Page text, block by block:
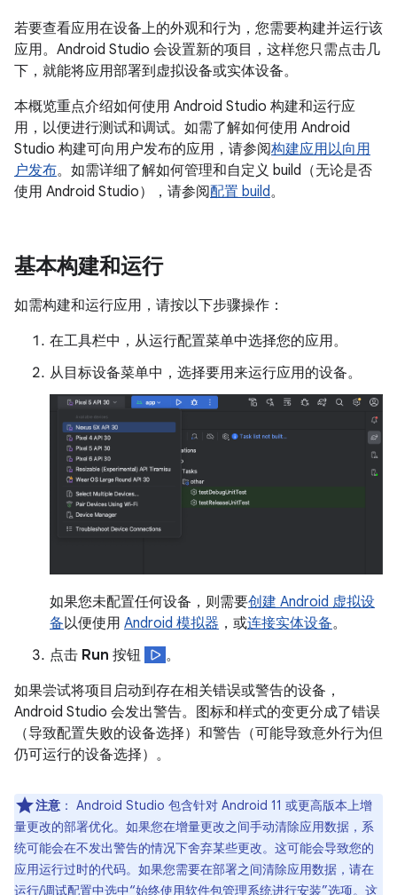
若要查看应用在设备上的外观和行为，您需要构建并运行该
应用。Android Studio 会设置新的项目，这样您只需点击几
下，就能将应用部署到虚拟设备或实体设备。
本概览重点介绍如何使用 Android Studio 构建和运行应
用，以便进行测试和调试。如需了解如何使用 Android
Studio 构建可向用户发布的应用，请参阅构建应用以向用
户发布。如需详细了解如何管理和自定义 build（无论是否
使用 Android Studio），请参阅配置 build。
基本构建和运行
如需构建和运行应用，请按以下步骤操作：
在工具栏中，从运行配置菜单中选择您的应用。
从目标设备菜单中，选择要用来运行应用的设备。
如果您未配置任何设备，则需要创建 Android 虚拟设
备以便使用 Android 模拟器 ，或连接实体设备。
点击 Run 按钮
。
如果尝试将项目启动到存在相关错误或警告的设备，
Android Studio 会发出警告。图标和样式的变更分成了错误
（导致配置失败的设备选择）和警告（可能导致意外行为但
仍可运行的设备选择）。
注意 ： Android Studio 包含针对 Android 11 或更高版本上增
量更改的部署优化。如果您在增量更改之间手动清除应用数据，系
统可能会在不发出警告的情况下舍弃某些更改。这可能会导致您的
应用运行过时的代码。如果您需要在部署之间清除应用数据，请在
运行/调试配置中选中“始终使用软件包管理系统进行安装”选项。这